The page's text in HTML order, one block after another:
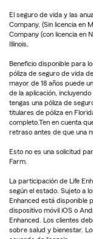
El seguro de vida y las
Company. (Sin licencia en
Company (con licencia en
Illinois.
Beneficio disponible para
póliza de seguro de vida
mayor de 18 años puede
de la aplicación,
tengas una póliza de
titulares de póliza en
completo.Ten en cuenta
retraso antes de que una
Esto no es una solicitud
Farm.
La participación de Life
según el estado. Sujeto a
Enhanced está disponible
dispositivo móvil iOS o
Enhanced. Los clientes
sobre salud y bienestar.